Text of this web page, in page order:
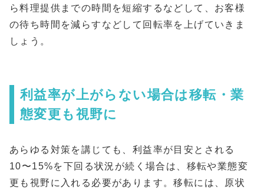
ら料理提供までの時間を短縮するなどして、お客様
の待ち時間を減らすなどして回転率を上げていきま
しょう。
利益率が上がらない場合は移転・業
態変更も視野に
あらゆる対策を講じても、利益率が目安とされる
10〜15%を下回る状況が続く場合は、移転や業態変
更も視野に入れる必要があります。移転には、原状